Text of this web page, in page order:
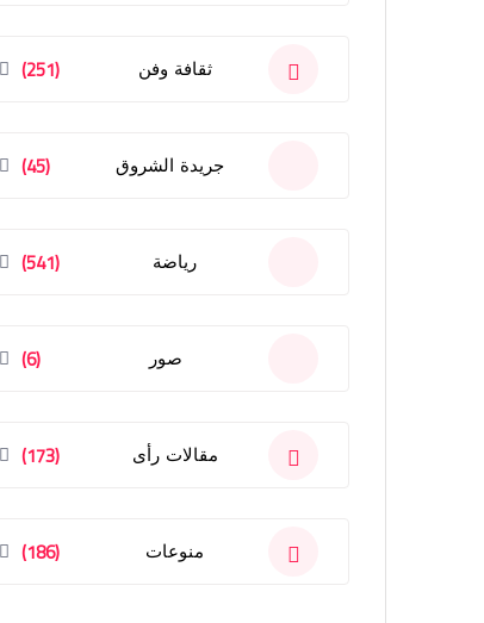
ثقافة وفن (251)
جريدة الشروق (45)
رياضة (541)
صور (6)
مقالات رأى (173)
منوعات (186)